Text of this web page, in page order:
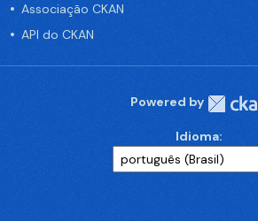
Associação CKAN
API do CKAN
Powered by
Idioma